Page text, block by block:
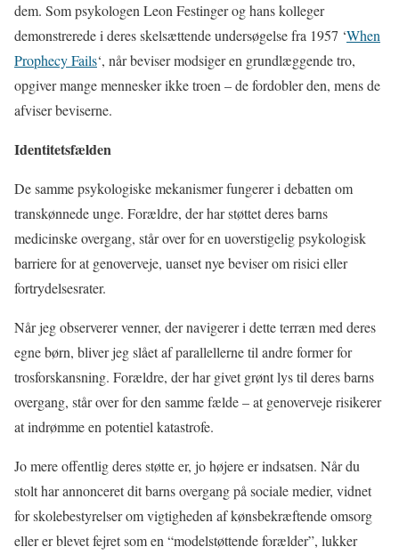
dem. Som psykologen Leon Festinger og hans kolleger
demonstrerede i deres skelsættende undersøgelse fra 1957 ‘When
Prophecy Fails‘, når beviser modsiger en grundlæggende tro,
opgiver mange mennesker ikke troen – de fordobler den, mens de
afviser beviserne.
Identitetsfælden
De samme psykologiske mekanismer fungerer i debatten om
transkønnede unge. Forældre, der har støttet deres barns
medicinske overgang, står over for en uoverstigelig psykologisk
barriere for at genoverveje, uanset nye beviser om risici eller
fortrydelsesrater.
Når jeg observerer venner, der navigerer i dette terræn med deres
egne børn, bliver jeg slået af parallellerne til andre former for
trosforskansning. Forældre, der har givet grønt lys til deres barns
overgang, står over for den samme fælde – at genoverveje risikerer
at indrømme en potentiel katastrofe.
Jo mere offentlig deres støtte er, jo højere er indsatsen. Når du
stolt har annonceret dit barns overgang på sociale medier, vidnet
for skolebestyrelser om vigtigheden af kønsbekræftende omsorg
eller er blevet fejret som en “modelstøttende forælder”, lukker